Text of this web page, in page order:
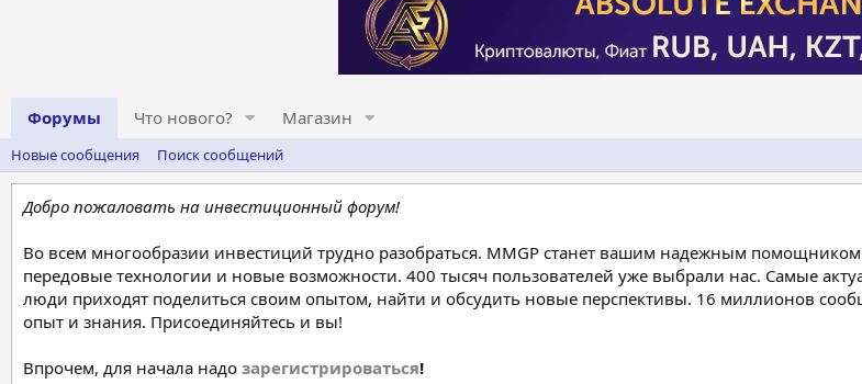
Форумы Что нового? Магазин
Новые сообщения Поиск сообщений
Добро пожаловать на инвестиционный форум!
Во всем многообразии инвестиций трудно разобраться. MMGP станет вашим надежным
передовые технологии и новые возможности. 400 тысяч пользователей уже выбрали нас. Самые
люди приходят поделиться своим опытом, найти и обсудить новые перспективы. 16 миллионов
опыт и знания. Присоединяйтесь и вы!
Впрочем, для начала надо зарегистрироваться!